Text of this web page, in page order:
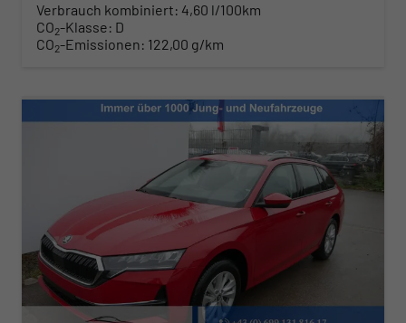
Verbrauch kombiniert: 4,60 l/100km
CO2-Klasse: D
CO2-Emissionen: 122,00 g/km